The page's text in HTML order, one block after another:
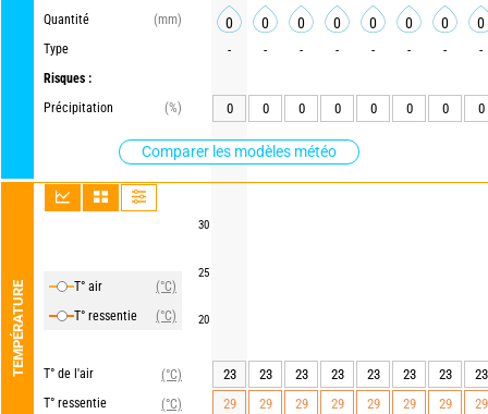
Quantité
(mm)
Type
Risques :
Précipitation
(%)
Comparer les modèles météo
TEMPÉRATURE T° air
(°C)
T° ressentie
(°C)
T° de l'air
(°C)
T° ressentie
(°C)
30
25
20
0 0 0 0 0 0 0 0
- - - - - - - -
0 0 0 0 0 0 0 0
23 23 23 23 23 23 23
23
29
29 29 29 29 29 29 29